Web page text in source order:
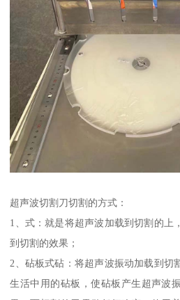
超声波切割刀切割的方式：
1、式：就是将超声波加载到切割的上
到切割的效果；
2、砧板式砧：将超声波振动加载到切
生活中用的砧板，使砧板产生超声波